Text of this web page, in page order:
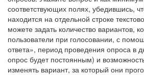
соответствующих полях, убедившись,
находится на отдельной строке
можете задать количество вариантов,
пользователи при голосовании, с
ответа», период проведения опроса в
опрос будет постоянным) и
изменять вариант, за который они